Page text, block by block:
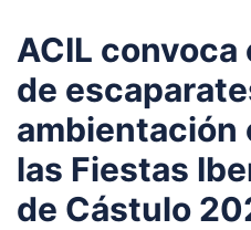
ACIL
de
ambientación
las Fiestas
de Cástulo